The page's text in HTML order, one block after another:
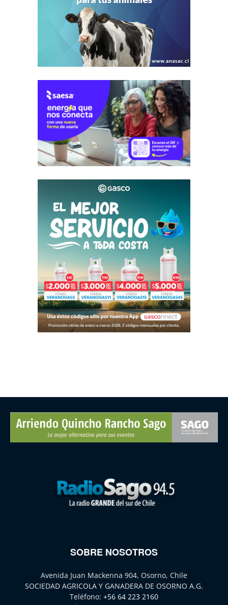
SOBRE NOSOTROS
Avenida Juan Mackenna 904, Osorno, Chile
SOCIEDAD AGRICOLA Y GANADERA DE OSORNO A.G.
Teléfono: +56 64 223 2160